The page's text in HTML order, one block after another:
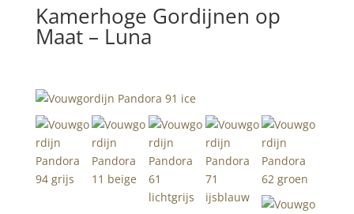
Kamerhoge Gordijnen op
Maat – Luna